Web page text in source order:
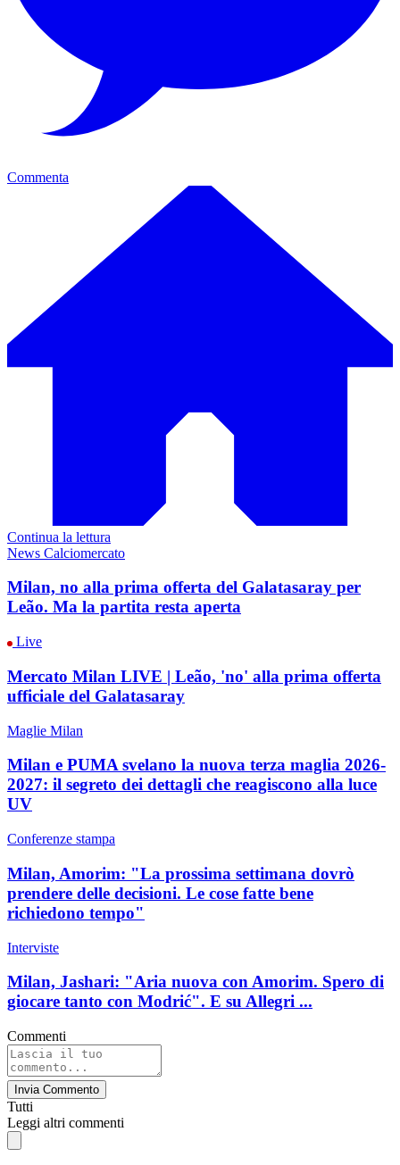
Commenta
Continua la lettura
News Calciomercato
Milan, no alla prima offerta del Galatasaray per
Leão. Ma la partita resta aperta
Live
Mercato Milan LIVE | Leão, 'no' alla prima offerta
ufficiale del Galatasaray
Maglie Milan
Milan e PUMA svelano la nuova terza maglia 2026-
2027: il segreto dei dettagli che reagiscono alla luce
UV
Conferenze stampa
Milan, Amorim: "La prossima settimana dovrò
prendere delle decisioni. Le cose fatte bene
richiedono tempo"
Interviste
Milan, Jashari: "Aria nuova con Amorim. Spero di
giocare tanto con Modrić". E su Allegri ...
Commenti
Invia Commento
Tutti
Leggi altri commenti